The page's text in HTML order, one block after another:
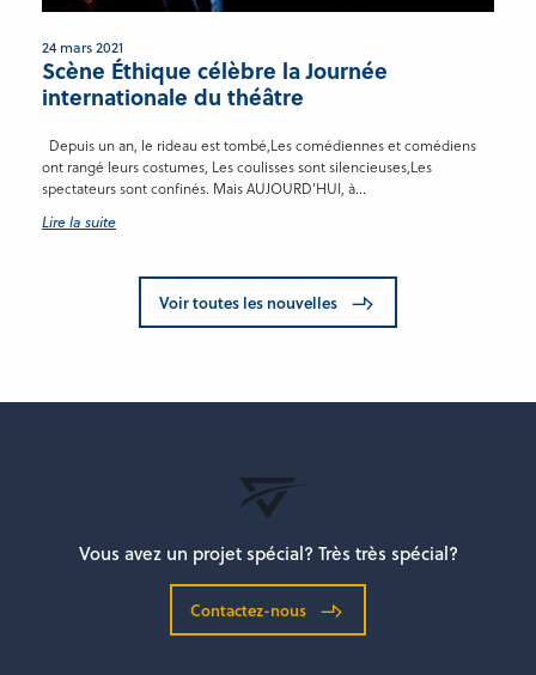
24 mars 2021
Scène Éthique célèbre la Journée
internationale du théâtre
Depuis un an, le rideau est tombé,Les comédiennes et comédiens
ont rangé leurs costumes, Les coulisses sont silencieuses,Les
spectateurs sont confinés. Mais AUJOURD’HUI, à...
Lire la suite
Voir toutes les nouvelles
Vous avez un projet spécial? Très très spécial?
Contactez-nous